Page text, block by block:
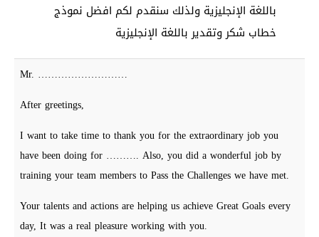
باللغة الإنجليزية ولذلك سنقدم لكم افضل نموذج
خطاب شكر وتقدير باللغة الإنجليزية
Mr. ………………………
After greetings,
I want to take time to thank you for the extraordinary job you
have been doing for ………. Also, you did a wonderful job by
training your team members to Pass the Challenges we have met.
Your talents and actions are helping us achieve Great Goals every
day, It was a real pleasure working with you.